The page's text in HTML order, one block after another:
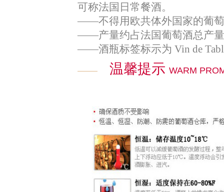
可称法国日常餐酒。
——不得用欧共体外国家的葡
——产量约占法国葡萄酒总产
——酒瓶标签标示为 Vin de
温馨提示 WARM